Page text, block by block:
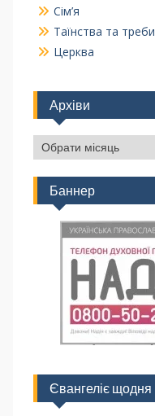
Сім’я
Таїнства та треби
Церква
Архіви
Баннер
Євангеліє щодня